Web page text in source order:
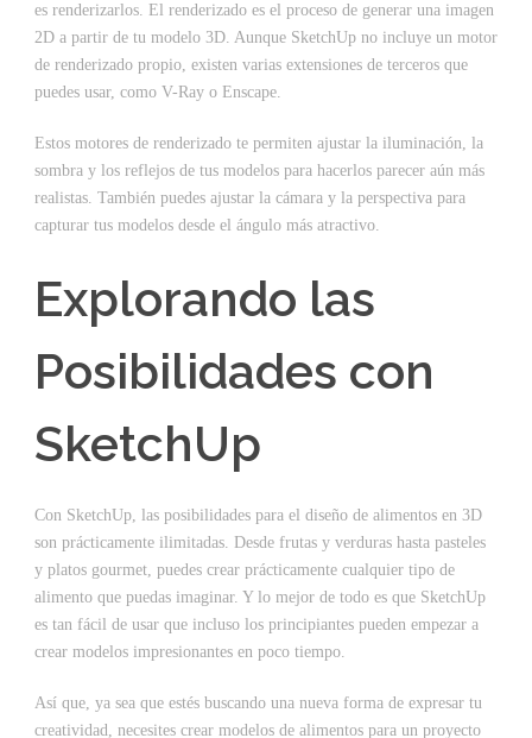
es renderizarlos. El renderizado es el proceso de generar una imagen
2D a partir de tu modelo 3D. Aunque SketchUp no incluye un motor
de renderizado propio, existen varias extensiones de terceros que
puedes usar, como V-Ray o Enscape.
Estos motores de renderizado te permiten ajustar la iluminación, la
sombra y los reflejos de tus modelos para hacerlos parecer aún más
realistas. También puedes ajustar la cámara y la perspectiva para
capturar tus modelos desde el ángulo más atractivo.
Explorando las
Posibilidades con
SketchUp
Con SketchUp, las posibilidades para el diseño de alimentos en 3D
son prácticamente ilimitadas. Desde frutas y verduras hasta pasteles
y platos gourmet, puedes crear prácticamente cualquier tipo de
alimento que puedas imaginar. Y lo mejor de todo es que SketchUp
es tan fácil de usar que incluso los principiantes pueden empezar a
crear modelos impresionantes en poco tiempo.
Así que, ya sea que estés buscando una nueva forma de expresar tu
creatividad, necesites crear modelos de alimentos para un proyecto